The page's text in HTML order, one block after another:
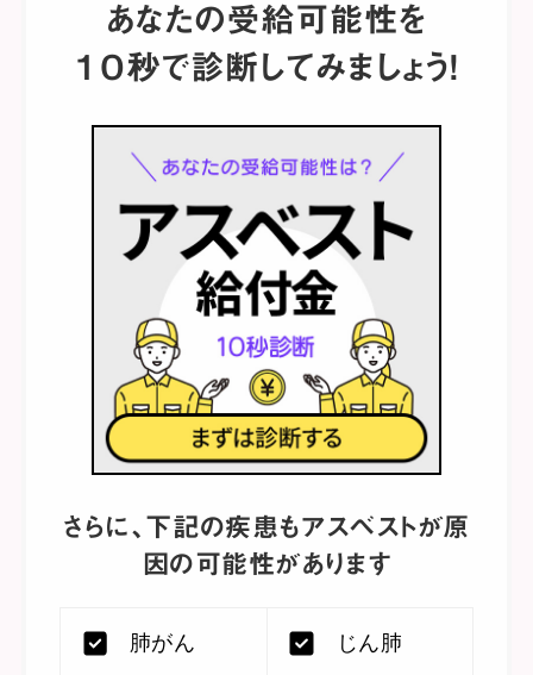
あなたの受給可能性を
１０秒で診断してみましょう！
さらに、下記の疾患もアスベストが原
因の可能性があります
肺がん じん肺